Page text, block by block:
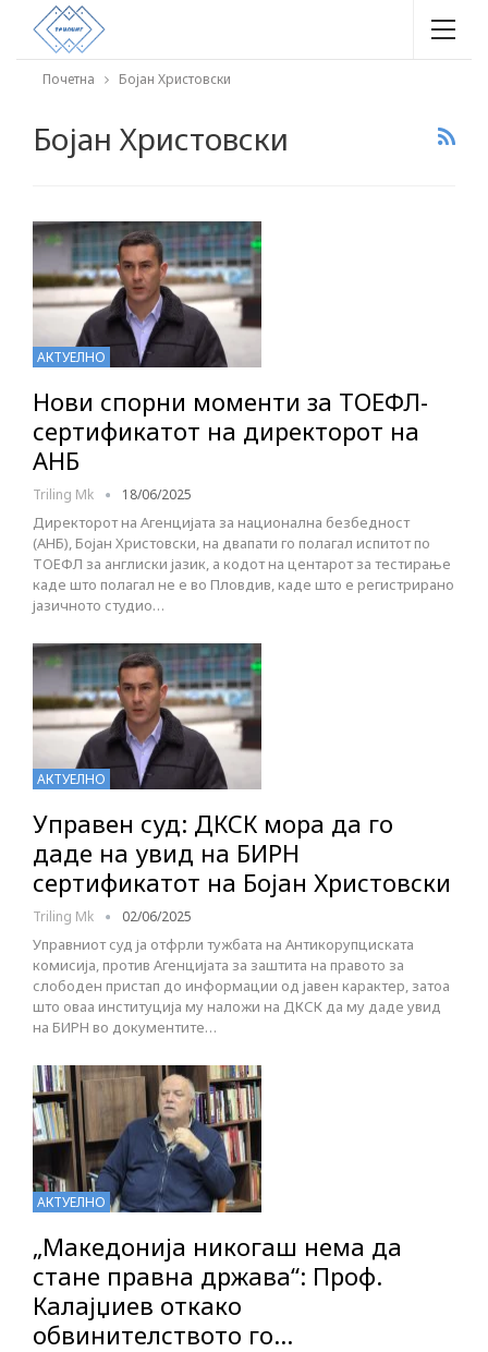
Почетна Бојан Христовски
Бојан Христовски
АКТУЕЛНО
Нови спорни моменти за ТОЕФЛ-
сертификатот на директорот на
АНБ
Triling Mk 18/06/2025
Директорот на Агенцијата за национална безбедност
(АНБ), Бојан Христовски, на двапати го полагал испитот по
ТОЕФЛ за англиски јазик, а кодот на центарот за тестирање
каде што полагал не е во Пловдив, каде што е регистрирано
јазичното студио…
АКТУЕЛНО
Управен суд: ДКСК мора да го
даде на увид на БИРН
сертификатот на Бојан Христовски
Triling Mk 02/06/2025
Управниот суд ја отфрли тужбата на Антикорупциската
комисија, против Агенцијата за заштита на правото за
слободен пристап до информации од јавен карактер, затоа
што оваа институција му наложи на ДКСК да му даде увид
на БИРН во документите…
АКТУЕЛНО
„Македонија никогаш нема да
стане правна држава“: Проф.
Калајџиев откако
обвинителството го…